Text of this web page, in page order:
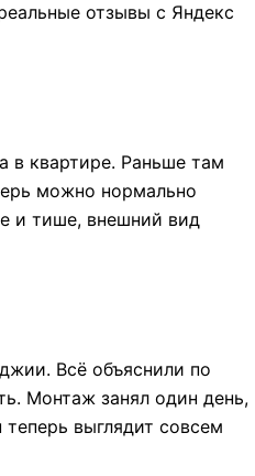
отзывы с Яндекс
в квартире. Раньше там
можно нормально
и тише, внешний вид
Всё объяснили по
Монтаж занял один день,
выглядит совсем